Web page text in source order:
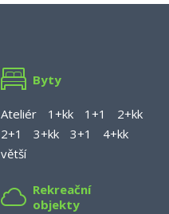
Byty
Ateliér 1+kk 1+1
2+kk
2+1
3+kk 3+1
4+kk
větší
Rekreační
objekty